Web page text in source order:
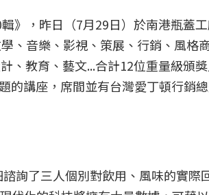
》，昨日（7月29日）於南港瓶蓋
、音樂、影視、策展、行銷、風格
、教育、藝文...合計12位重量級頒
的講座，席間並有台灣愛丁頓行銷
詢了三人個別對飲用、風味的實際